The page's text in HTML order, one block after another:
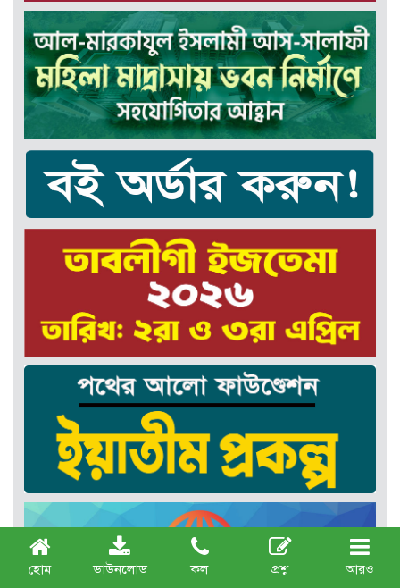
হোম ডাউনলোড কল প্রশ্ন আরও